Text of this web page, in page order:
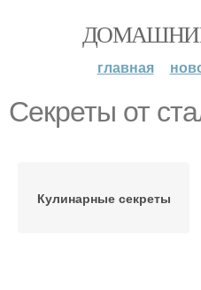
главная
Секреты от
Кулинарные секреты